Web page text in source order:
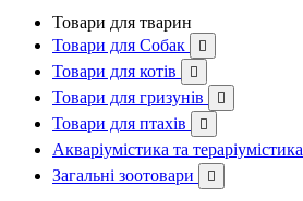
Товари для тварин
Товари для Собак

Товари для котів 
Товари для гризунів 
Товари для птахів 
Акваріумістика та тераріумістика
Загальні зоотовари 